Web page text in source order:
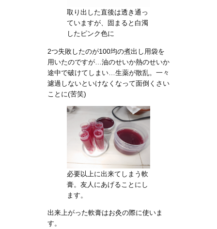
取り出した直後は透き通っ
ていますが、固まると白濁
したピンク色に
2つ失敗したのが100均の煮出し用袋を
用いたのですが…油のせいか熱のせいか
途中で破けてしまい…生薬が散乱。一々
濾過しないといけなくなって面倒くさい
ことに(苦笑)
必要以上に出来てしまう軟
膏。友人にあげることにし
ます。
出来上がった軟膏はお灸の際に使いま
す。